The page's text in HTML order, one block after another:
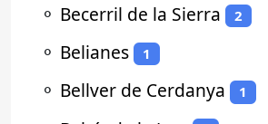
⚬ Becerril de la Sierra 2
⚬ Belianes 1
⚬ Bellver de Cerdanya 1